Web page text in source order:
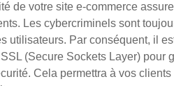
de votre site e-commerce
Les cybercriminels sont
utilisateurs. Par conséquent, il
(Secure Sockets Layer) pour
Cela permettra à vos